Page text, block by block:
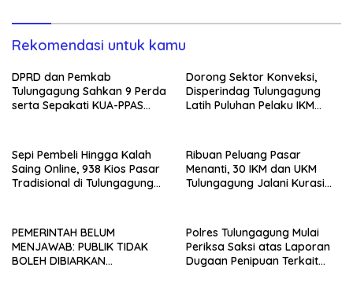
Rekomendasi untuk kamu
DPRD dan Pemkab
Tulungagung Sahkan 9 Perda
serta Sepakati KUA-PPAS
Dorong Sektor Konveksi,
Disperindag Tulungagung
Latih Puluhan Pelaku IKM
Sepi Pembeli Hingga Kalah
Saing Online, 938 Kios Pasar
Tradisional di Tulungagung
Ribuan Peluang Pasar
Menanti, 30 IKM dan UKM
Tulungagung Jalani Kurasi
PEMERINTAH BELUM
MENJAWAB: PUBLIK TIDAK
BOLEH DIBIARKAN
Polres Tulungagung Mulai
Periksa Saksi atas Laporan
Dugaan Penipuan Terkait